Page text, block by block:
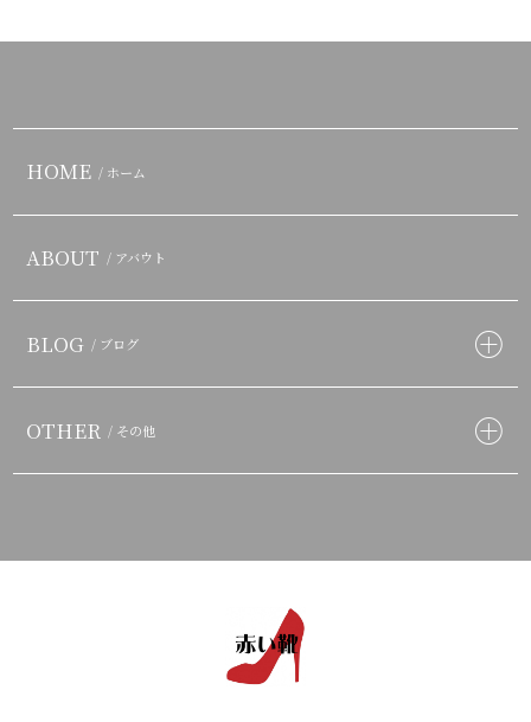
HOME / ホーム
ABOUT / アバウト
BLOG / ブログ
OTHER / その他